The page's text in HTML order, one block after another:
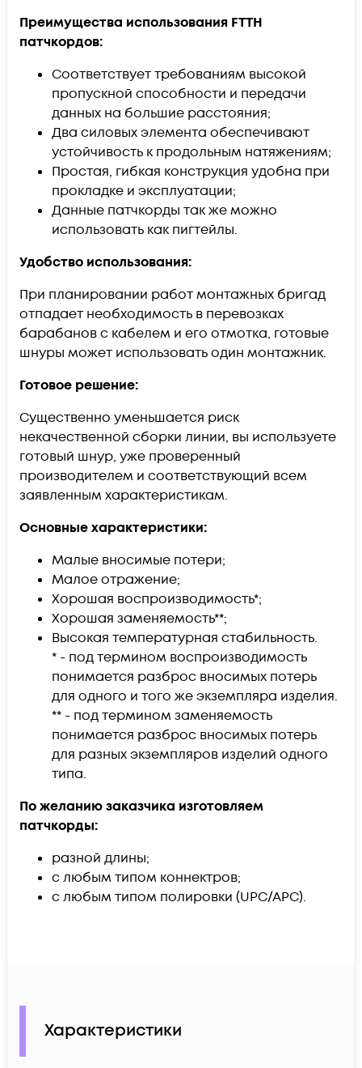
Преимущества использования FTTH
патчкордов:
Соответствует требованиям высокой
пропускной способности и передачи
данных на большие расстояния;
Два силовых элемента обеспечивают
устойчивость к продольным натяжениям;
Простая, гибкая конструкция удобна при
прокладке и эксплуатации;
Данные патчкорды так же можно
использовать как пигтейлы.
Удобство использования:
При планировании работ монтажных бригад
отпадает необходимость в перевозках
барабанов с кабелем и его отмотка, готовые
шнуры может использовать один монтажник.
Готовое решение:
Существенно уменьшается риск
некачественной сборки линии, вы используете
готовый шнур, уже проверенный
производителем и соответствующий всем
заявленным характеристикам.
Основные характеристики:
Малые вносимые потери;
Малое отражение;
Хорошая воспроизводимость*;
Хорошая заменяемость**;
Высокая температурная стабильность.
* - под термином воспроизводимость
понимается разброс вносимых потерь
для одного и того же экземпляра изделия.
** - под термином заменяемость
понимается разброс вносимых потерь
для разных экземпляров изделий одного
типа.
По желанию заказчика изготовляем
патчкорды:
разной длины;
с любым типом коннектров;
с любым типом полировки (UPC/APC).
Характеристики